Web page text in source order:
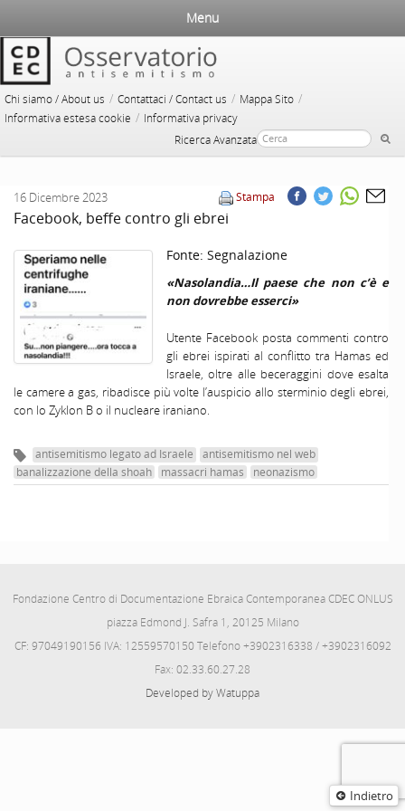
Chi siamo / About us / Contattaci / Contact us / Mappa Sito /
Informativa estesa cookie / Informativa privacy
Ricerca Avanzata
Menu
Indietro
Stampa
16 Dicembre 2023
Facebook, beffe contro gli ebrei
Fonte: Segnalazione
«Nasolandia…Il paese che non c’è e
non dovrebbe esserci»
Utente Facebook posta commenti contro
gli ebrei ispirati al conflitto tra Hamas ed
Israele, oltre alle beceraggini dove esalta
le camere a gas, ribadisce più volte l’auspicio allo sterminio degli ebrei,
con lo Zyklon B o il nucleare iraniano.
antisemitismo legato ad Israele
antisemitismo nel web
banalizzazione della shoah
massacri hamas neonazismo
Fondazione Centro di Documentazione Ebraica Contemporanea CDEC ONLUS
piazza Edmond J. Safra 1, 20125 Milano
CF: 97049190156 IVA: 12559570150 Telefono +3902316338 / +3902316092
Fax: 02.33.60.27.28
Developed by Watuppa